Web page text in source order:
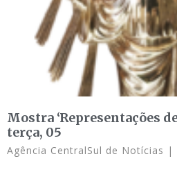
Mostra ‘Representações
terça, 05
Agência CentralSul de Notícias